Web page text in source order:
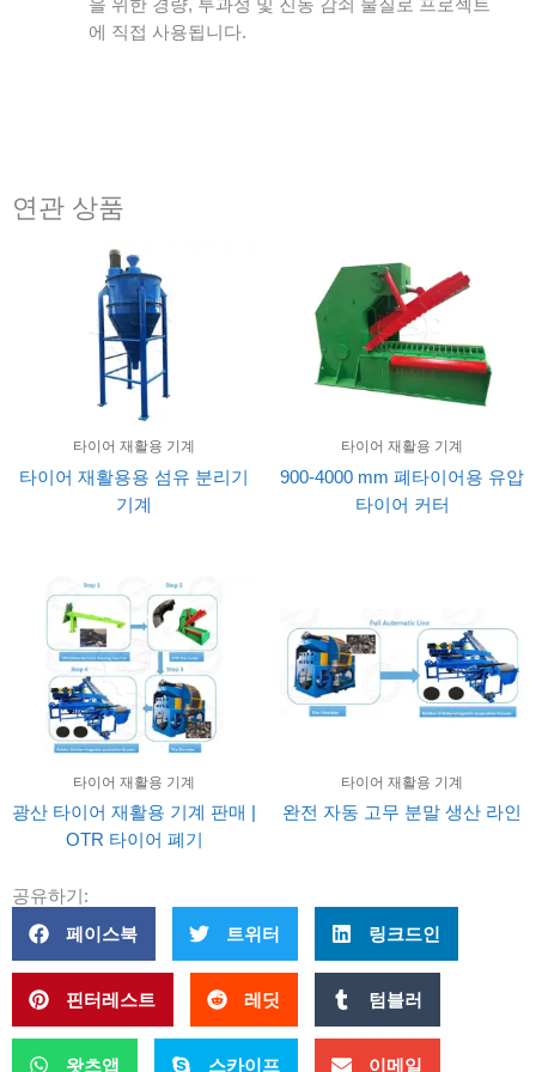
을 위한 경량, 투과성 및 진동 감쇠 물질로 프로젝트
에 직접 사용됩니다.
연관 상품
타이어 재활용 기계
타이어 재활용용 섬유 분리기
기계
타이어 재활용 기계
900-4000 mm 폐타이어용 유압
타이어 커터
타이어 재활용 기계
광산 타이어 재활용 기계 판매 |
OTR 타이어 폐기
타이어 재활용 기계
완전 자동 고무 분말 생산 라인
공유하기:
페이스북 트위터 링크드인
핀터레스트 레딧 텀블러
왓츠앱 스카이프 이메일